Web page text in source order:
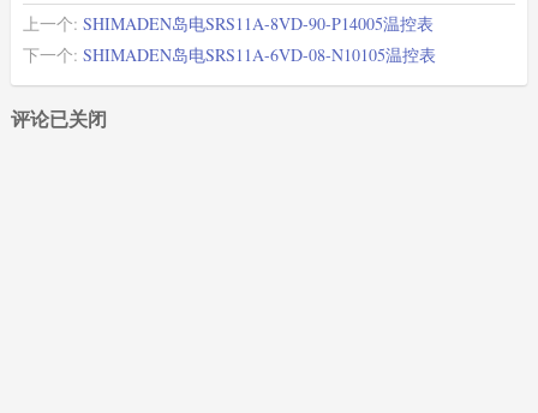
上一个: SHIMADEN岛电SRS11A-8VD-90-P14005温控表
下一个: SHIMADEN岛电SRS11A-6VD-08-N10105温控表
评论已关闭